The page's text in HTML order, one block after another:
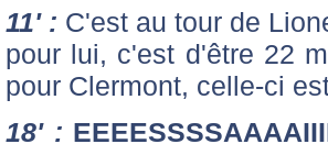
11' : C'est au tour de
pour lui, c'est d'être 22
pour Clermont, celle-ci
18' :